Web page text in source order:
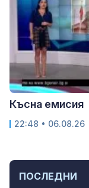
ПОСЛЕДНИ
Късна емисия
22:48 • 06.08.26